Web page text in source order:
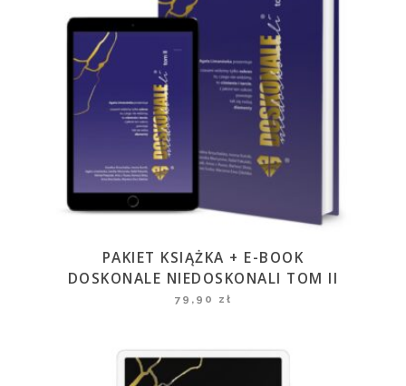
PAKIET KSIĄŻKA + E-BOOK
DOSKONALE NIEDOSKONALI TOM II
79,90 zł